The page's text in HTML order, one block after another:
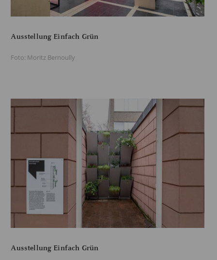
Ausstellung Einfach Grün
Foto: Moritz Bernoully
Ausstellung Einfach Grün